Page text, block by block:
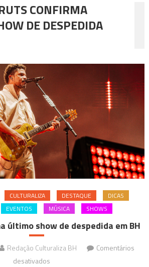
CONFIRMA
DE DESPEDIDA
CULTURALIZA DESTAQUE
DICAS
EVENTOS MÚSICA SHOWS
último show de despedida em BH
Redação Culturaliza BH
Comentários
desativados